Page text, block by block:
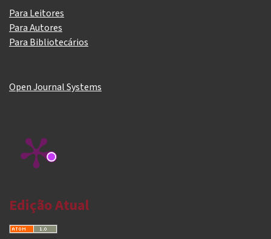
Para Leitores
Para Autores
Para Bibliotecários
Open Journal Systems
Edição Atual